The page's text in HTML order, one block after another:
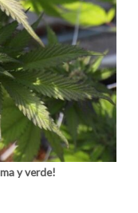
y verde!